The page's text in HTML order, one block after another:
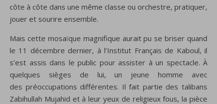
côte à côte dans une même classe ou orchestre, pratiquer,
jouer et sourire ensemble.
Mais cette mosaïque magnifique aurait pu se briser quand
le 11 décembre dernier, à l’Institut Français de Kaboul, il
s’est assis dans le public pour assister à un spectacle. À
quelques sièges de lui, un jeune homme avec
des préoccupations différentes. Il fait partie des talibans
Zabihullah Mujahid et à leur yeux de religieux fous, la pièce